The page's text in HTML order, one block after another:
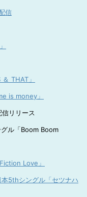
信
THAT」
is money」
リリース
ル「Boom Boom
Love」
5thシングル「セツナハ